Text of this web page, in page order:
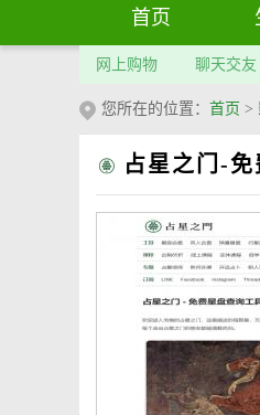
首页
网上购物 聊天交友
您所在的位置： 首页 >
占星之门-